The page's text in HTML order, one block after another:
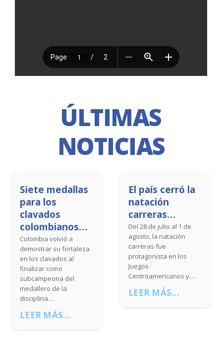
ÚLTIMAS
NOTICIAS
medallas
los
volvió a
su fortaleza
los clavados al
como
del
de la
MÁS...
El país cerró la
natación
carreras…
Del 28 de julio al 1 de
agosto, la natación
carreras fue
protagonista en los
Centroamericanos y…
LEER MÁS...